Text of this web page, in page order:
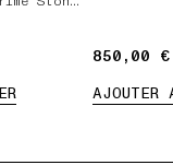
850,00 €
850,00 €
AJOUTER